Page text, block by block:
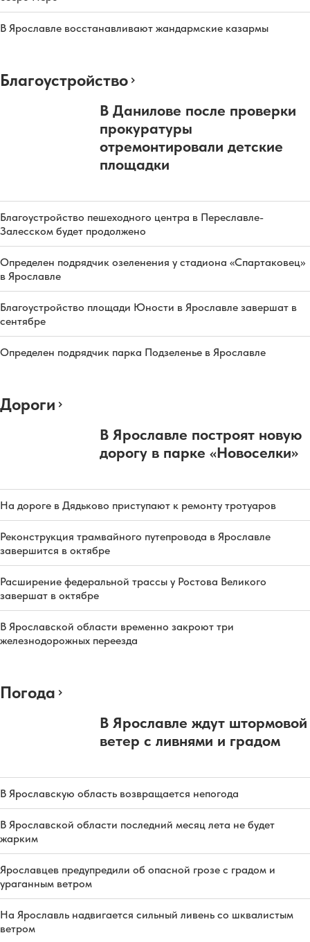
В Ярославле восстанавливают жандармские казармы
Благоустройство
В Данилове после проверки
прокуратуры
отремонтировали детские
площадки
Благоустройство пешеходного центра в Переславле-
Залесском будет продолжено
Определен подрядчик озеленения у стадиона «Спартаковец»
в Ярославле
Благоустройство площади Юности в Ярославле завершат в
сентябре
Определен подрядчик парка Подзеленье в Ярославле
Дороги
В Ярославле построят новую
дорогу в парке «Новоселки»
На дороге в Дядьково приступают к ремонту тротуаров
Реконструкция трамвайного путепровода в Ярославле
завершится в октябре
Расширение федеральной трассы у Ростова Великого
завершат в октябре
В Ярославской области временно закроют три
железнодорожных переезда
Погода
В Ярославле ждут штормовой
ветер с ливнями и градом
В Ярославскую область возвращается непогода
В Ярославской области последний месяц лета не будет
жарким
Ярославцев предупредили об опасной грозе с градом и
ураганным ветром
На Ярославль надвигается сильный ливень со шквалистым
ветром